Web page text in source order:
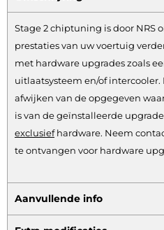
Stage 2 chiptuning is door NRS
prestaties van uw voertuig
met hardware upgrades zoals
uitlaatsysteem en/of
afwijken van de opgegeven
is van de geïnstalleerde
exclusiefhardware. Neem
te ontvangen voor hardware
Aanvullende info